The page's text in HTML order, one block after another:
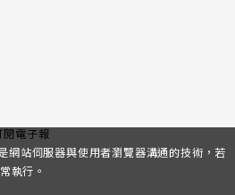
閱電子報
站伺服器與使用者瀏覽器溝通的技術，若
執行。